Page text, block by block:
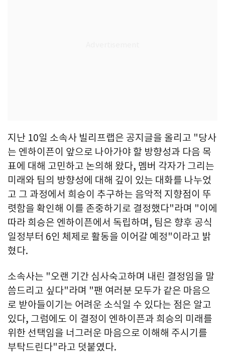
지난 10일 소속사 빌리프랩은 공지글을 올리고 "당사
는 엔하이픈이 앞으로 나아가야 할 방향성과 다음 목
표에 대해 고민하고 논의해 왔다, 멤버 각자가 그리는
미래와 팀의 방향성에 대해 깊이 있는 대화를 나누었
고 그 과정에서 희승이 추구하는 음악적 지향점이 뚜
렷함을 확인해 이를 존중하기로 결정했다"라며 "이에
따라 희승은 엔하이픈에서 독립하며, 팀은 향후 공식
일정부터 6인 체제로 활동을 이어갈 예정"이라고 밝
혔다.
소속사는 "오랜 기간 심사숙고하며 내린 결정임을 말
씀드리고 싶다"라며 "팬 여러분 모두가 같은 마음으
로 받아들이기는 어려운 소식일 수 있다는 점은 알고
있다, 그럼에도 이 결정이 엔하이픈과 희승의 미래를
위한 선택임을 너그러운 마음으로 이해해 주시기를
부탁드린다"라고 덧붙였다.